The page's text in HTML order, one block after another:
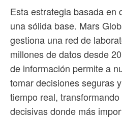
Esta estrategia basada en
una sólida base. Mars
gestiona una red de
millones de datos desde
de información permite a
tomar decisiones seguras
tiempo real,
decisivas donde más